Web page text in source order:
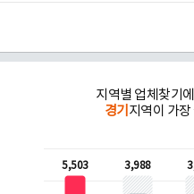
지역별 업체찾기
경기 지역이 가
5,503 3,988